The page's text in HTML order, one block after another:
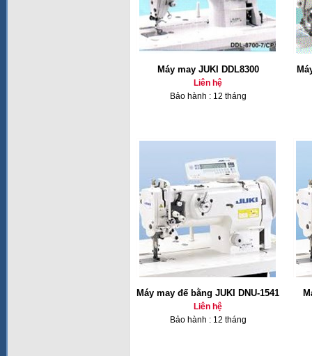
Máy may JUKI DDL8300
Liên hệ
Bảo hành : 12 tháng
Máy may đế bằng JUKI DNU-1541
Liên hệ
Bảo hành : 12 tháng